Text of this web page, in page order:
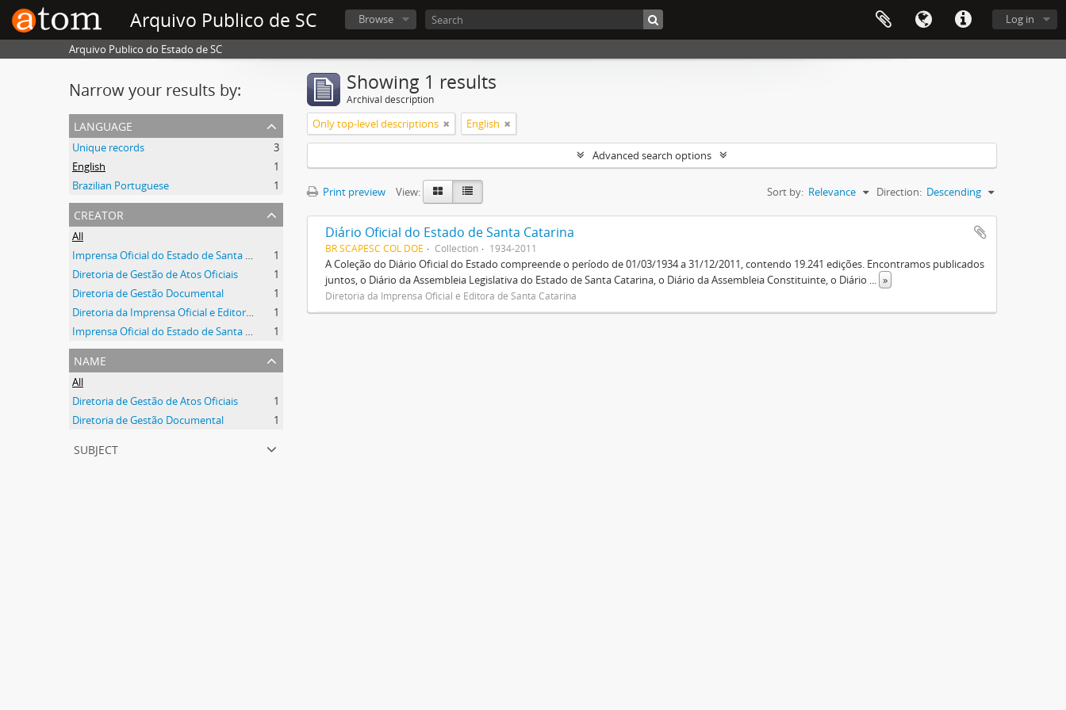
Arquivo Publico de SC Log in
Browse
Arquivo Publico do Estado de SC
Narrow your results by:
language
Unique records
3
English
1
Brazilian Portuguese
1
creator
All
Imprensa Oficial do Estado de Santa Catarina
1
Diretoria de Gestão de Atos Oficiais
1
Diretoria de Gestão Documental
1
Diretoria da Imprensa Oficial e Editora de Santa Catarina
1
Imprensa Oficial do Estado de Santa Catarina S/A
1
name
All
Diretoria de Gestão de Atos Oficiais
1
Diretoria de Gestão Documental
1
subject
Showing 1 results
Archival description
Only top-level descriptions English
Advanced search options
Print preview View: Sort by: Relevance Direction: Descending
Diário Oficial do Estado de Santa Catarina
BR SCAPESC COL DOE Collection 1934-2011
A Coleção do Diário Oficial do Estado compreende o período de 01/03/1934 a 31/12/2011, contendo 19.241 edições. Encontramos publicados
juntos, o Diário da Assembleia Legislativa do Estado de Santa Catarina, o Diário da Assembleia Constituinte, o Diário ... »
Diretoria da Imprensa Oficial e Editora de Santa Catarina